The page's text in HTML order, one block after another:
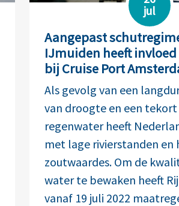
jul
Aangepast
IJmuiden heeft
bij Cruise Port
Als gevolg van een
van droogte en een
regenwater heeft
met lage rivierstanden en
zoutwaardes. Om de
water te bewaken heeft
vanaf 19 juli 2022